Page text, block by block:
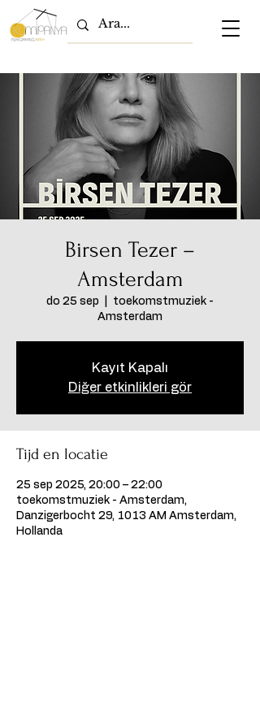
Birsen Tezer –
Amsterdam
do 25 sep
toekomstmuziek -
Amsterdam
Kayıt Kapalı
Diğer etkinlikleri gör
Tijd en locatie
25 sep 2025, 20:00 – 22:00
toekomstmuziek - Amsterdam,
Danzigerbocht 29, 1013 AM Amsterdam,
Hollanda